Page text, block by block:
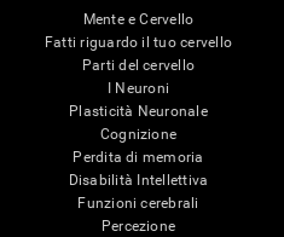
Mente e Cervello
Fatti riguardo il tuo cervello
Parti del cervello
I Neuroni
Plasticità Neuronale
Cognizione
Perdita di memoria
Disabilità Intellettiva
Funzioni cerebrali
Percezione